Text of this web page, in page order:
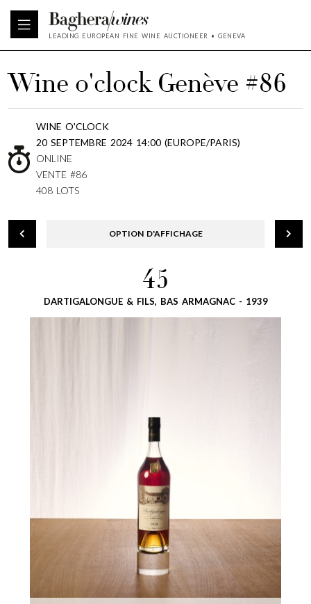
LEADING EUROPEAN FINE WINE AUCTIONEER • GENEVA
Wine o'clock Genève #86
WINE O'CLOCK
20 SEPTEMBRE 2024 14:00 (EUROPE/PARIS)
ONLINE
VENTE #86
408 LOTS
OPTION D'AFFICHAGE
45
DARTIGALONGUE & FILS, BAS ARMAGNAC - 1939